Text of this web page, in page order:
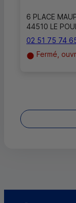
6 PLACE
44510 LE
02 51 75 74
Fermé,